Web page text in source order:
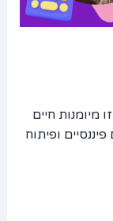
מיומנות חיים
ופיתוח